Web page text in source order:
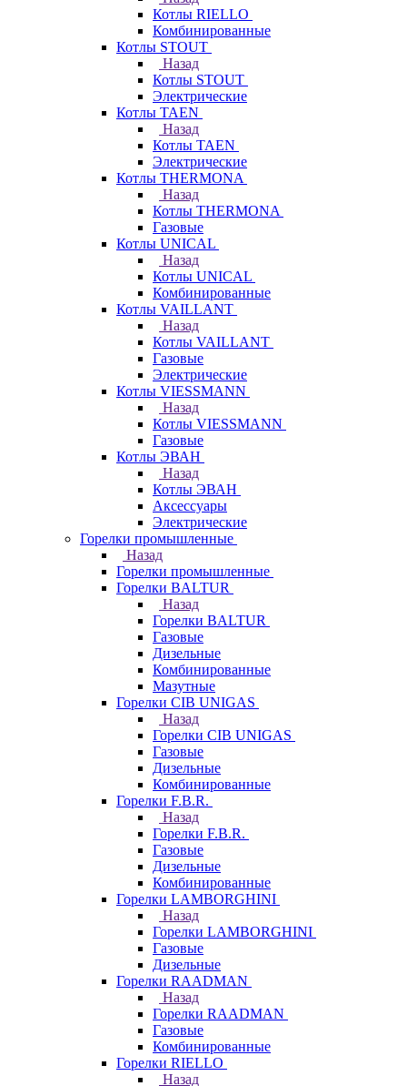
Котлы RIELLO
Комбинированные
Котлы STOUT
Назад
Котлы STOUT
Электрические
Котлы TAEN
Назад
Котлы TAEN
Электрические
Котлы THERMONA
Назад
Котлы THERMONA
Газовые
Котлы UNICAL
Назад
Котлы UNICAL
Комбинированные
Котлы VAILLANT
Назад
Котлы VAILLANT
Газовые
Электрические
Котлы VIESSMANN
Назад
Котлы VIESSMANN
Газовые
Котлы ЭВАН
Назад
Котлы ЭВАН
Аксессуары
Электрические
Горелки промышленные
Назад
Горелки промышленные
Горелки BALTUR
Назад
Горелки BALTUR
Газовые
Дизельные
Комбинированные
Мазутные
Горелки CIB UNIGAS
Назад
Горелки CIB UNIGAS
Газовые
Дизельные
Комбинированные
Горелки F.B.R.
Назад
Горелки F.B.R.
Газовые
Дизельные
Комбинированные
Горелки LAMBORGHINI
Назад
Горелки LAMBORGHINI
Газовые
Дизельные
Горелки RAADMAN
Назад
Горелки RAADMAN
Газовые
Комбинированные
Горелки RIELLO
Назад